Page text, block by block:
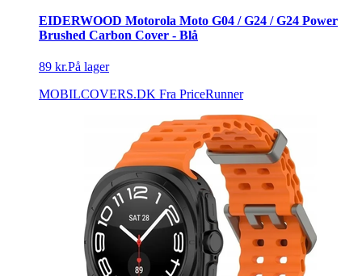
EIDERWOOD Motorola Moto G04 / G24 / G24 Power
Brushed Carbon Cover - Blå
89 kr.På lager
MOBILCOVERS.DK Fra PriceRunner